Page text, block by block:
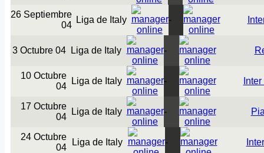
26 Septiembre
04
Liga de Italy -
3 Octubre 04 Liga de Italy -
10 Octubre
04
Liga de Italy -
17 Octubre
04
Liga de Italy -
24 Octubre
04
Liga de Italy -